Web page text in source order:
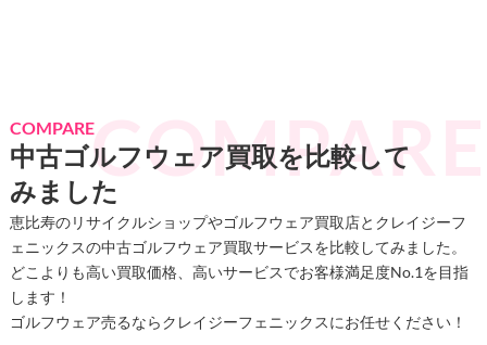
COMPARE
中古ゴルフウェア買取を比較して
みました
恵比寿のリサイクルショップやゴルフウェア買取店とクレイジーフ
ェニックスの中古ゴルフウェア買取サービスを比較してみました。
どこよりも高い買取価格、高いサービスでお客様満足度No.1を目指
します！
ゴルフウェア売るならクレイジーフェニックスにお任せください！